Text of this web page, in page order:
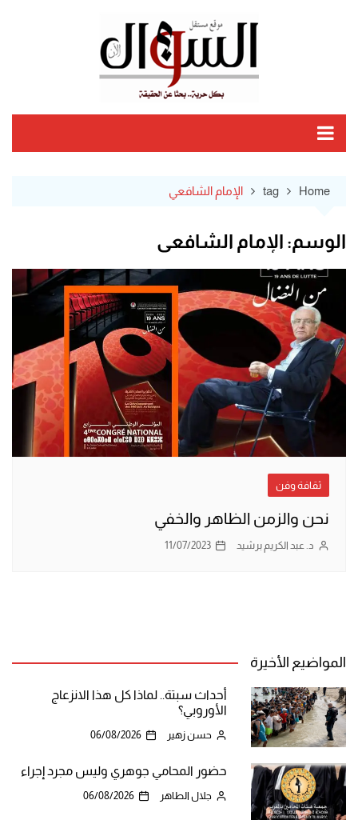
Home
tag الإمام الشافعي
الوسم: الإمام الشافعي
ثقافة وفن
نحن والزمن الظاهر والخفي
د. عبد الكريم برشيد 11/07/2023
المواضيع الأخيرة
أحداث سبتة.. لماذا كل هذا الانزعاج
الأوروبي؟
حسن زهير 06/08/2026
حضور المحامي جوهري وليس مجرد إجراء
جلال الطاهر 06/08/2026